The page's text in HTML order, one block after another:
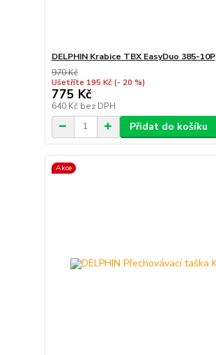
DELPHIN Krabice TBX EasyDuo 385-10P
970 Kč
Ušetříte 195 Kč (- 20 %)
775 Kč
640 Kč bez DPH
Přidat do košíku
Akce